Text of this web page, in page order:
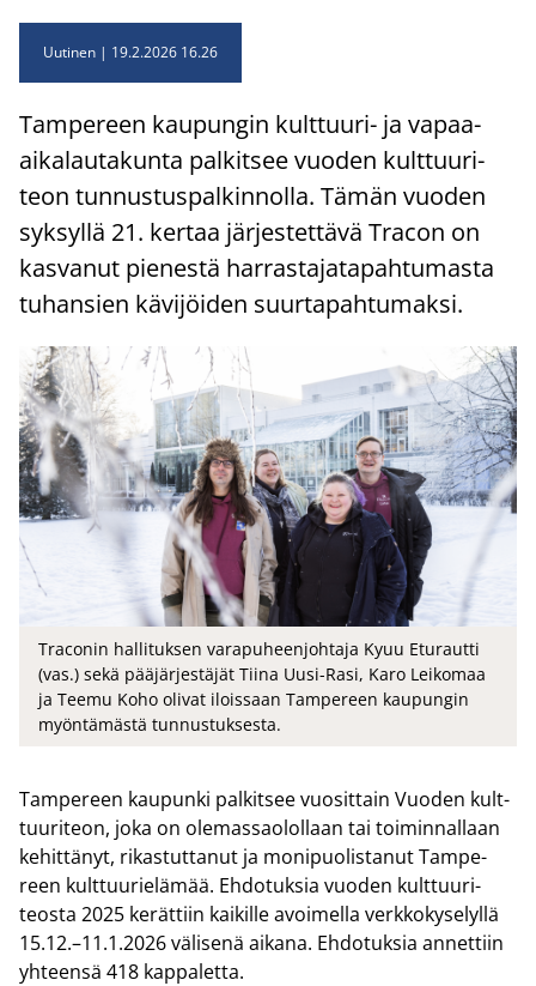
Uutinen 19.2.2026 16.26
Tam­pe­reen kau­pun­gin kulttuuri-​ ja vapaa-​
aikalautakunta pal­kit­see vuo­den kult­tuu­ri­
teon tun­nus­tus­pal­kin­nol­la. Tämän vuo­den
syk­syl­lä 21. ker­taa jär­jes­tet­tä­vä Tracon on
kas­va­nut pie­nes­tä har­ras­ta­ja­ta­pah­tu­mas­ta
tu­han­sien kä­vi­jöi­den suur­ta­pah­tu­mak­si.
Traconin hallituksen varapuheenjohtaja Kyuu Eturautti
(vas.) sekä pääjärjestäjät Tiina Uusi-Rasi, Karo Leikomaa
ja Teemu Koho olivat iloissaan Tampereen kaupungin
myöntämästä tunnustuksesta.
Tam­pe­reen kau­pun­ki pal­kit­see vuo­sit­tain Vuo­den kult­
tuu­ri­teon, joka on ole­mas­sao­lol­laan tai toi­min­nal­laan
ke­hit­tä­nyt, ri­kas­tut­ta­nut ja mo­ni­puo­lis­ta­nut Tam­pe­
reen kult­tuu­rie­lä­mää. Eh­do­tuk­sia vuo­den kult­tuu­ri­
teos­ta 2025 ke­rät­tiin kai­kil­le avoi­mel­la verk­ko­ky­se­lyl­lä
15.12.–11.1.2026 vä­li­se­nä ai­ka­na. Eh­do­tuk­sia an­net­tiin
yh­teen­sä 418 kap­pa­let­ta.